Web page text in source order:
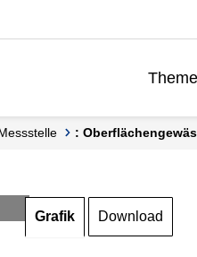
Messstelle :
Grafik Download